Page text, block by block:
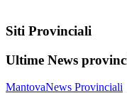
Siti Provinciali
Ultime News
MantovaNews Provinciali